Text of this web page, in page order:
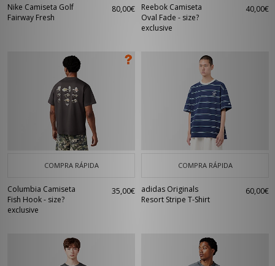
Nike Camiseta Golf
Fairway Fresh
80,00€
Reebok Camiseta
Oval Fade - size?
exclusive
40,00€
COMPRA RÁPIDA
Columbia Camiseta
Fish Hook - size?
exclusive
35,00€
COMPRA RÁPIDA
adidas Originals
Resort Stripe T-Shirt
60,00€